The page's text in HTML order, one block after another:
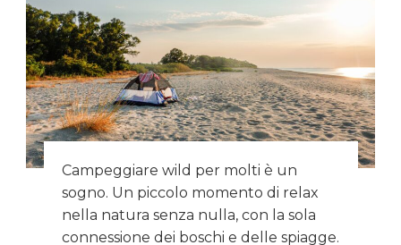
Campeggiare wild per molti è un
sogno. Un piccolo momento di relax
nella natura senza nulla, con la sola
connessione dei boschi e delle spiagge.